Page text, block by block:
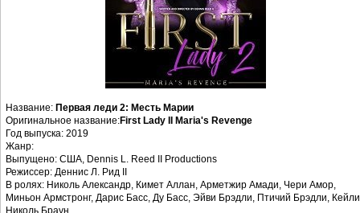
Название: Первая леди 2: Месть Марии
Оригинальное название:First Lady II Maria's Revenge
Год выпуска: 2019
Жанр:
Выпущено: США, Dennis L. Reed II Productions
Режиссер: Деннис Л. Рид II
В ролях: Николь Александр, Кимет Аллан, Арметжир Амади, Чери Амор,
Миньон Армстронг, Дарис Басс, Ду Басс, Эйви Брэдли, Птичий Брэдли, Кейли
Николь Браун